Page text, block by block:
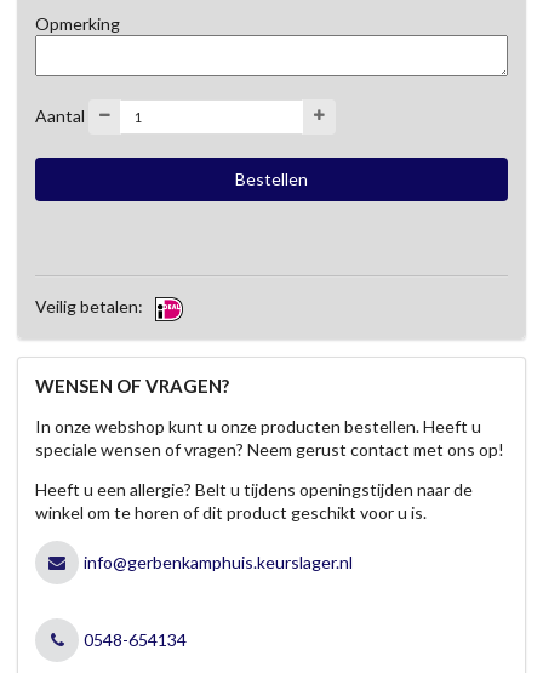
Opmerking
Aantal
Veilig betalen:
WENSEN OF VRAGEN?
In onze webshop kunt u onze producten bestellen. Heeft u
speciale wensen of vragen? Neem gerust contact met ons op!
Heeft u een allergie? Belt u tijdens openingstijden naar de
winkel om te horen of dit product geschikt voor u is.
info@gerbenkamphuis.keurslager.nl
0548-654134